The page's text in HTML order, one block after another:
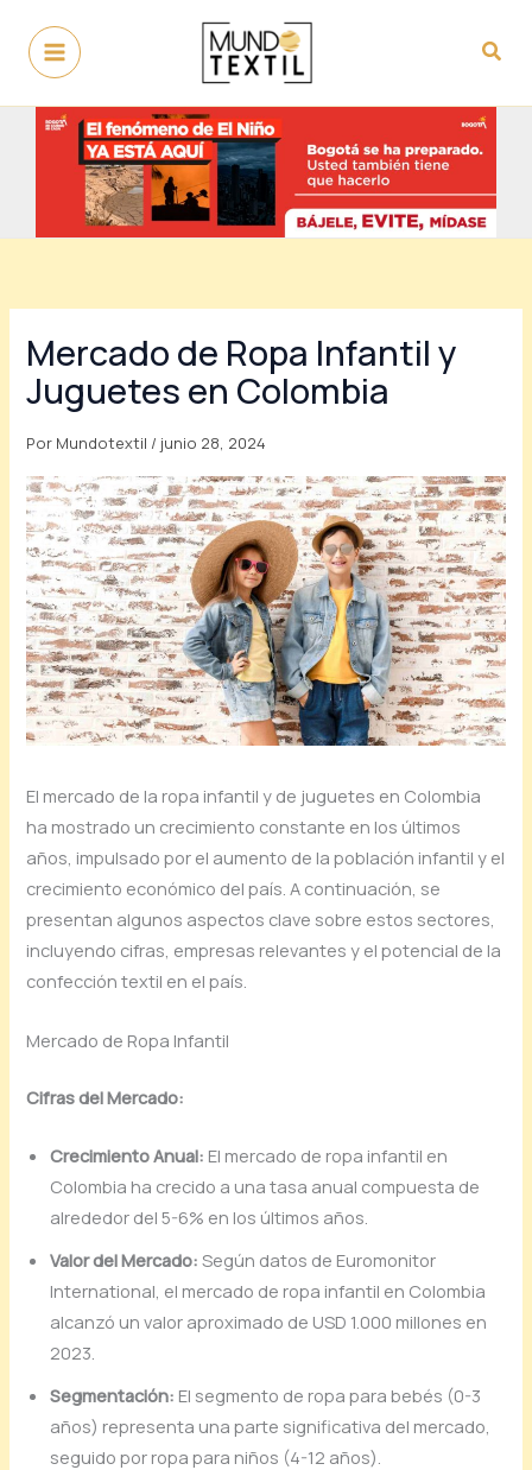
contenido
Mercado de Ropa Infantil y
Juguetes en Colombia
Por Mundotextil / junio 28, 2024
El mercado de la ropa infantil y de juguetes en Colombia
ha mostrado un crecimiento constante en los últimos
años, impulsado por el aumento de la población infantil y el
crecimiento económico del país. A continuación, se
presentan algunos aspectos clave sobre estos sectores,
incluyendo cifras, empresas relevantes y el potencial de la
confección textil en el país.
Mercado de Ropa Infantil
Cifras del Mercado:
Crecimiento Anual: El mercado de ropa infantil en
Colombia ha crecido a una tasa anual compuesta de
alrededor del 5-6% en los últimos años.
Valor del Mercado: Según datos de Euromonitor
International, el mercado de ropa infantil en Colombia
alcanzó un valor aproximado de USD 1.000 millones en
2023.
Segmentación: El segmento de ropa para bebés (0-3
años) representa una parte significativa del mercado,
seguido por ropa para niños (4-12 años).